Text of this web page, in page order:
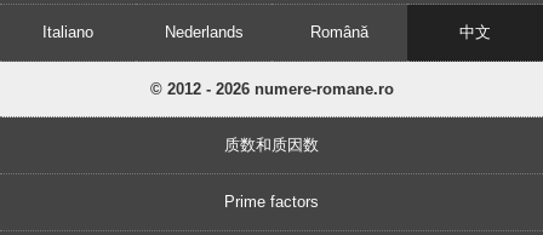
Italiano Nederlands Română 中文
© 2012 - 2026 numere-romane.ro
质数和质因数
Prime factors